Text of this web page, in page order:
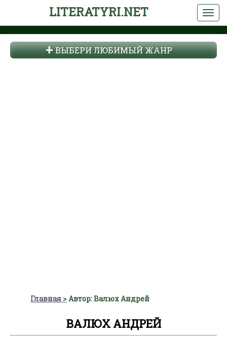
LITERATYRI.NET
ВЫБЕРИ ЛЮБИМЫЙ ЖАНР
Главная Автор: Валюх Андрей
ВАЛЮХ АНДРЕЙ